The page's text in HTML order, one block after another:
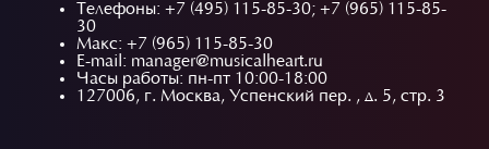
Телефоны: +7 (495) 115-85-30; +7 (965) 115-85-
30
Макс: +7 (965) 115-85-30
E-mail: manager@musicalheart.ru
Часы работы: пн-пт 10:00-18:00
127006, г. Москва, Успенский пер. , д. 5, стр. 3